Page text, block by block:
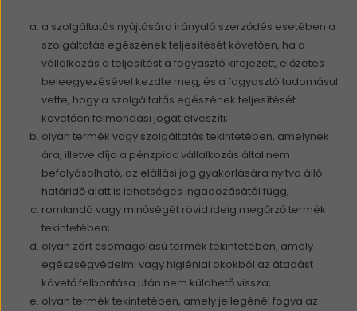
a szolgáltatás nyújtására irányuló szerződés esetében a
szolgáltatás egészének teljesítését követően, ha a
vállalkozás a teljesítést a fogyasztó kifejezett, előzetes
beleegyezésével kezdte meg, és a fogyasztó tudomásul
vette, hogy a szolgáltatás egészének teljesítését
követően felmondási jogát elveszíti;
olyan termék vagy szolgáltatás tekintetében, amelynek
ára, illetve díja a pénzpiac vállalkozás által nem
befolyásolható, az elállási jog gyakorlására nyitva álló
határidő alatt is lehetséges ingadozásától függ;
romlandó vagy minőségét rövid ideig megőrző termék
tekintetében;
olyan zárt csomagolású termék tekintetében, amely
egészségvédelmi vagy higiéniai okokból az átadást
követő felbontása után nem küldhető vissza;
olyan termék tekintetében, amely jellegénél fogva az